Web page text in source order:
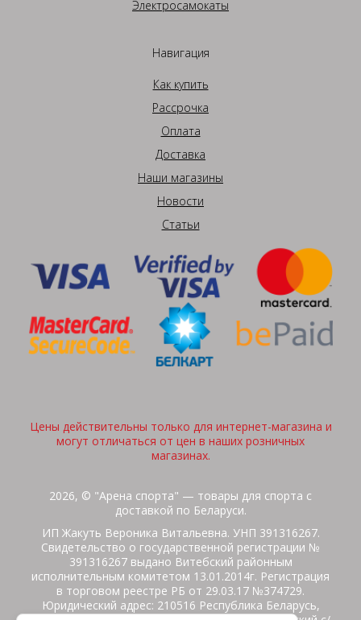
Электросамокаты
Навигация
Как купить
Рассрочка
Оплата
Доставка
Наши магазины
Новости
Статьи
Цены действительны только для интернет-магазина и
могут отличаться от цен в наших розничных
магазинах.
2026, © "Арена спорта" — товары для спорта с
доставкой по Беларуси.
ИП Жакуть Вероника Витальевна. УНП 391316267.
Свидетельство о государственной регистрации №
391316267 выдано Витебский районным
исполнительным комитетом 13.01.2014г. Регистрация
в торговом реестре РБ от 29.03.17 №374729.
Юридический адрес: 210516 Республика Беларусь,